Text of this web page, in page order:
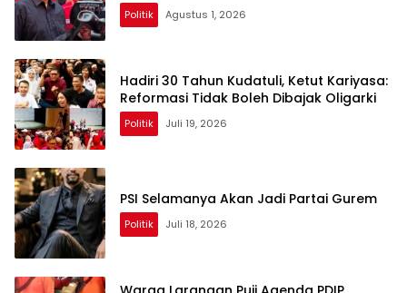
Politik Agustus 1, 2026
Hadiri 30 Tahun Kudatuli, Ketut Kariyasa:
Reformasi Tidak Boleh Dibajak Oligarki
Politik Juli 19, 2026
PSI Selamanya Akan Jadi Partai Gurem
Politik Juli 18, 2026